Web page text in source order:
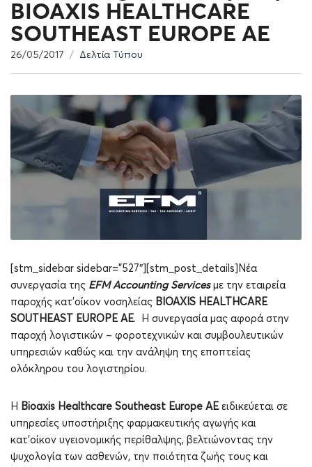
BIOAXIS HEALTHCARE
SOUTHEAST EUROPE ΑΕ
26/05/2017 Δελτία Τύπου
[stm_sidebar sidebar=”527″][stm_post_details]Νέα
συνεργασία της EFM Accounting Servicesμε την εταιρεία
παροχής κατ’οίκον νοσηλείας BIOAXIS HEALTHCARE
SOUTHEAST EUROPE ΑΕ. Η συνεργασία μας αφορά στην
παροχή λογιστικών – φοροτεχνικών και συμβουλευτικών
υπηρεσιών καθώς και την ανάληψη της εποπτείας
ολόκληρου του λογιστηρίου.
Η Bioaxis Healthcare Southeast Europe AE ειδικεύεται σε
υπηρεσίες υποστήριξης φαρμακευτικής αγωγής και
κατ’οίκον υγειονομικής περίθαλψης, βελτιώνοντας την
ψυχολογία των ασθενών, την ποιότητα ζωής τους και